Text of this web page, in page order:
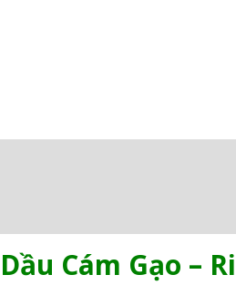
Dầu Cám Gạo –